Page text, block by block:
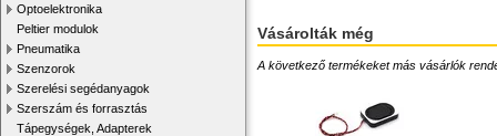
Optoelektronika
Peltier modulok
Pneumatika
Szenzorok
Szerelési segédanyagok
Szerszám és forrasztás
Tápegységek, Adapterek
Vásárolták még
A következő termékeket más vásárlók